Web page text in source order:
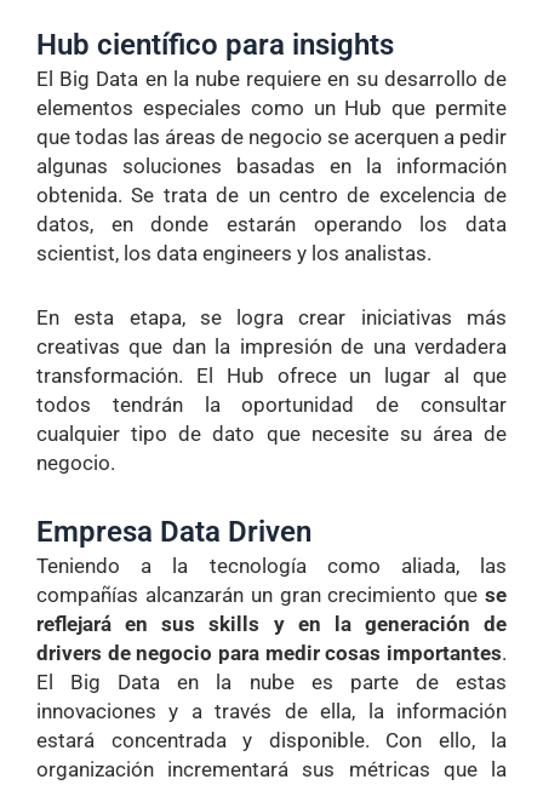
Hub científico para insights
El Big Data en la nube requiere en su desarrollo de
elementos especiales como un Hub que permite
que todas las áreas de negocio se acerquen a pedir
algunas soluciones basadas en la información
obtenida. Se trata de un centro de excelencia de
datos, en donde estarán operando los data
scientist, los data engineers y los analistas.
En esta etapa, se logra crear iniciativas más
creativas que dan la impresión de una verdadera
transformación. El Hub ofrece un lugar al que
todos tendrán la oportunidad de consultar
cualquier tipo de dato que necesite su área de
negocio.
Empresa Data Driven
Teniendo a la tecnología como aliada, las
compañías alcanzarán un gran crecimiento que se
reflejará en sus skills y en la generación de
drivers de negocio para medir cosas importantes.
El Big Data en la nube es parte de estas
innovaciones y a través de ella, la información
estará concentrada y disponible. Con ello, la
organización incrementará sus métricas que la